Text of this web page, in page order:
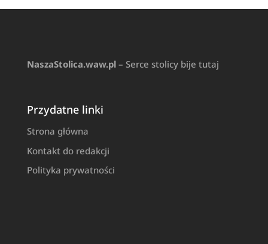
NaszaStolica.waw.pl– Serce stolicy bije tutaj
Przydatne linki
Strona główna
Kontakt do redakcji
Polityka prywatności